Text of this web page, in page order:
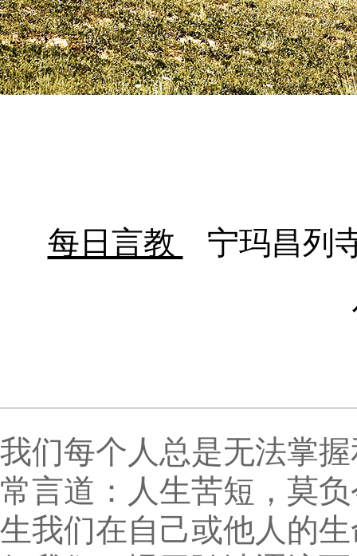
每日言教
宁玛昌列
我们每个人总是无法掌
常言道：人生苦短，莫
生我们在自己或他人的